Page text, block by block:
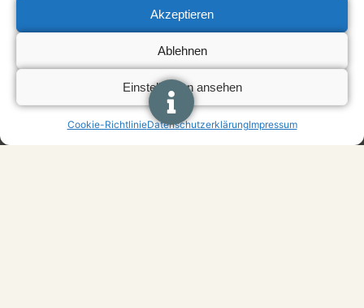
Akzeptieren
Ablehnen
Einstellungen ansehen
Cookie-RichtlinieDatenschutzerklärungImpressum